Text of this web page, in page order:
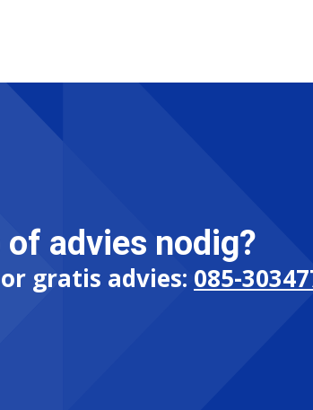
of advies nodig?
gratis advies: 085-